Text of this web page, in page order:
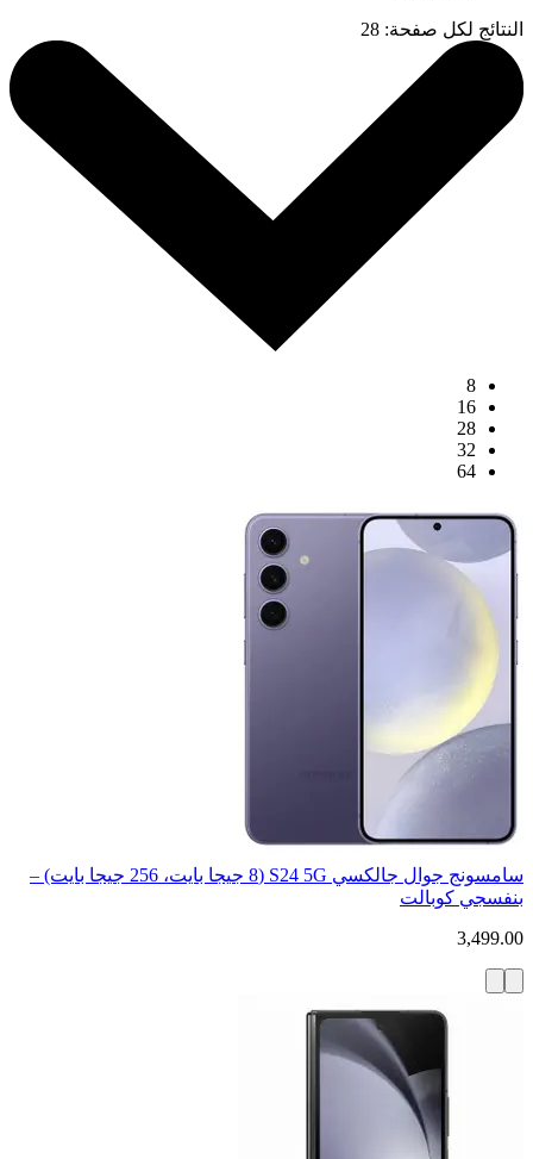
النتائج لكل صفحة:
28
8
16
28
32
64
سامسونج جوال جالكسي S24 5G (8 جيجا بايت، 256 جيجا بايت) –
بنفسجي كوبالت
3,499.00